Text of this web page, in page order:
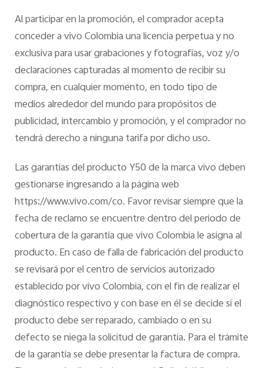
Al participar en la promoción, el comprador acepta
conceder a vivo Colombia una licencia perpetua y no
exclusiva para usar grabaciones y fotografías, voz y/o
declaraciones capturadas al momento de recibir su
compra, en cualquier momento, en todo tipo de
medios alrededor del mundo para propósitos de
publicidad, intercambio y promoción, y el comprador no
tendrá derecho a ninguna tarifa por dicho uso.
Las garantías del producto Y50 de la marca vivo deben
gestionarse ingresando a la página web
https://www.vivo.com/co. Favor revisar siempre que la
fecha de reclamo se encuentre dentro del periodo de
cobertura de la garantía que vivo Colombia le asigna al
producto. En caso de falla de fabricación del producto
se revisará por el centro de servicios autorizado
establecido por vivo Colombia, con el fin de realizar el
diagnóstico respectivo y con base en él se decide si el
producto debe ser reparado, cambiado o en su
defecto se niega la solicitud de garantía. Para el trámite
de la garantía se debe presentar la factura de compra.